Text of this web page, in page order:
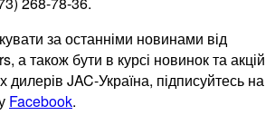
за останніми новинами від
а також бути в курсі новинок та акцій
дилерів JAC-Україна, підписуйтесь на
Facebook.